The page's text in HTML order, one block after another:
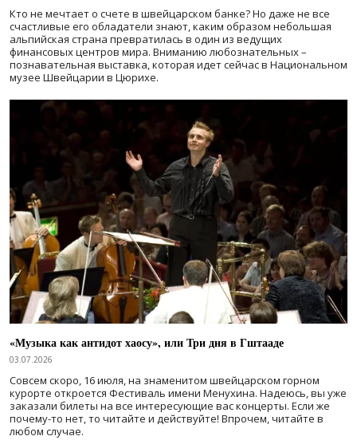
Кто не мечтает о счете в швейцарском банке? Но даже не все
счастливые его обладатели знают, каким образом небольшая
альпийская страна превратилась в один из ведущих
финансовых центров мира. Вниманию любознательных –
познавательная выставка, которая идет сейчас в Национальном
музее Швейцарии в Цюрихе.
«Музыка как антидот хаосу», или Три дня в Гштааде
03.07.2026
Совсем скоро, 16 июля, на знаменитом швейцарском горном
курорте откроется Фестиваль имени Менухина. Надеюсь, вы уже
заказали билеты на все интересующие вас концерты. Если же
почему-то нет, то читайте и действуйте! Впрочем, читайте в
любом случае.